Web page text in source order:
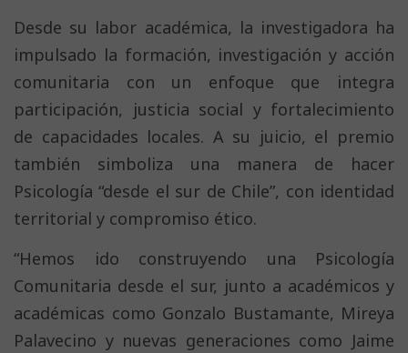
Desde su labor académica, la investigadora ha
impulsado la formación, investigación y acción
comunitaria con un enfoque que integra
participación, justicia social y fortalecimiento
de capacidades locales. A su juicio, el premio
también simboliza una manera de hacer
Psicología “desde el sur de Chile”, con identidad
territorial y compromiso ético.
“Hemos ido construyendo una Psicología
Comunitaria desde el sur, junto a académicos y
académicas como Gonzalo Bustamante, Mireya
Palavecino y nuevas generaciones como Jaime